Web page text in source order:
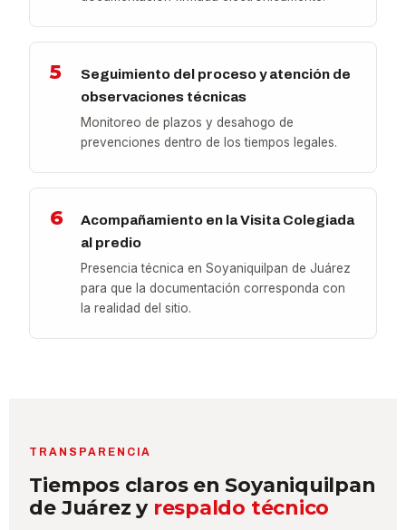
5
Seguimiento del proceso y atención de
observaciones técnicas
Monitoreo de plazos y desahogo de
prevenciones dentro de los tiempos legales.
6
Acompañamiento en la Visita Colegiada
al predio
Presencia técnica en Soyaniquilpan de Juárez
para que la documentación corresponda con
la realidad del sitio.
TRANSPARENCIA
Tiempos claros en Soyaniquilpan
de Juárez y respaldo técnico